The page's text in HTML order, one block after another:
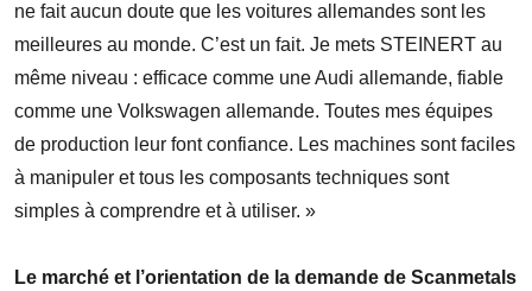
ne fait aucun doute que les voitures allemandes sont les
meilleures au monde. C’est un fait. Je mets STEINERT au
même niveau : efficace comme une Audi allemande, fiable
comme une Volkswagen allemande. Toutes mes équipes
de production leur font confiance. Les machines sont faciles
à manipuler et tous les composants techniques sont
simples à comprendre et à utiliser. »
Le marché et l’orientation de la demande de Scanmetals